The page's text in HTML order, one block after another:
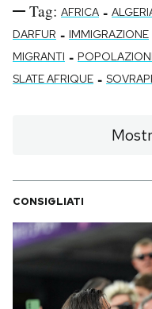
Tag: AFRICA -
DARFUR - IMMIGRAZIONE
MIGRANTI -
SLATE AFRIQUE -
CONSIGLIATI